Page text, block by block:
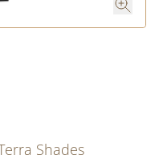
Shades